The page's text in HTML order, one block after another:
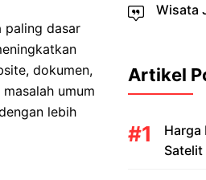
paling dasar
dokumen,
umum
lebih
Wisata
Artikel
Harga